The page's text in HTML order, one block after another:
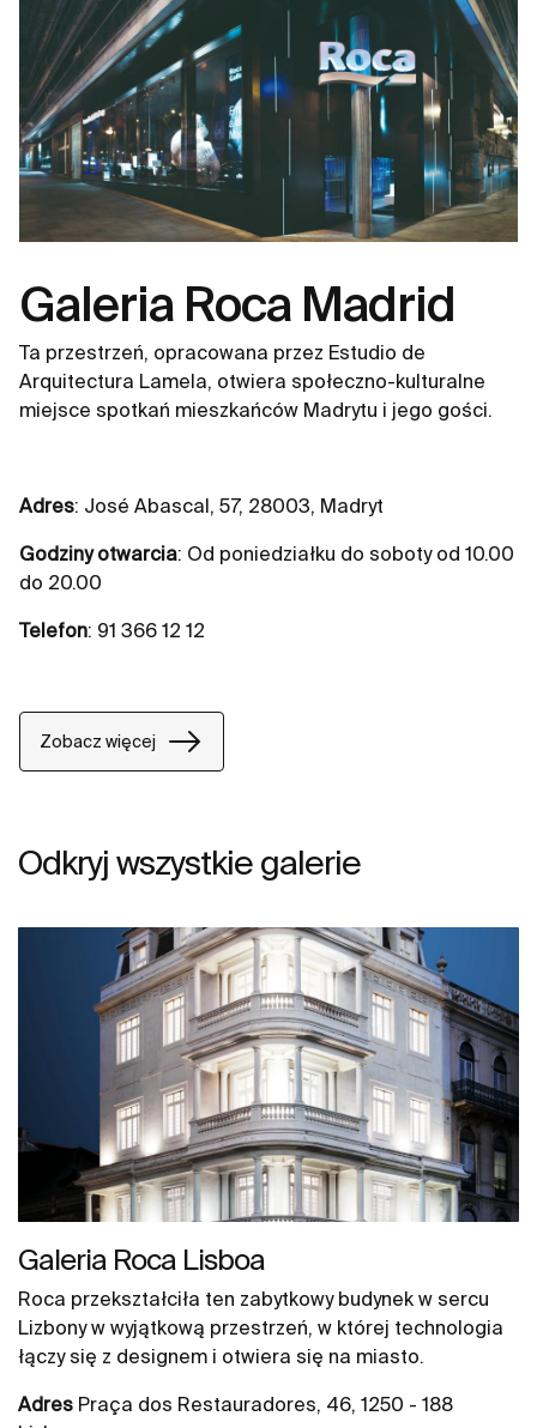
Galeria Roca Madrid
Ta przestrzeń, opracowana przez Estudio de
Arquitectura Lamela, otwiera społeczno-kulturalne
miejsce spotkań mieszkańców Madrytu i jego gości.
Adres: José Abascal, 57, 28003, Madryt
Godziny otwarcia: Od poniedziałku do soboty od 10.00
do 20.00
Telefon: 91 366 12 12
Zobacz więcej
Odkryj wszystkie galerie
Galeria Roca Lisboa
Roca przekształciła ten zabytkowy budynek w sercu
Lizbony w wyjątkową przestrzeń, w której technologia
łączy się z designem i otwiera się na miasto.
Adres Praça dos Restauradores, 46, 1250 - 188